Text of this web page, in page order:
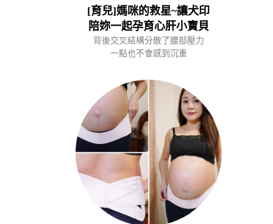
[育兒]媽咪的救星~讓犬印
陪妳一起孕育心肝小寶貝
背後交叉結構分散了腰部壓力
一點也不會感到沉重